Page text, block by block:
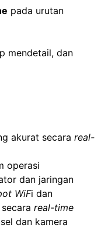
pada urutan
mendetail, dan
akurat secara real-
operasi
dan jaringan
WiFi dan
real-time
dan kamera